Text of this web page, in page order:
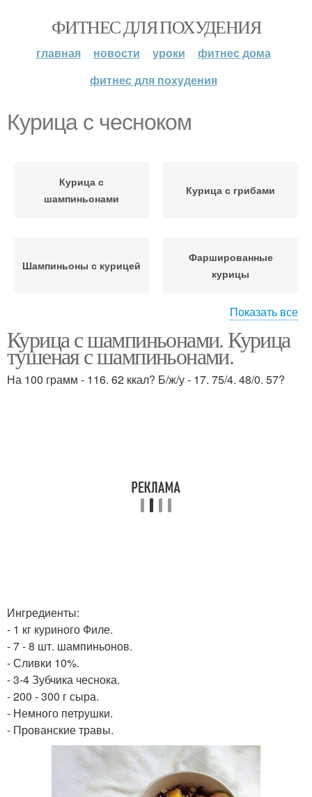
ФИТНЕС ДЛЯ ПОХУДЕНИЯ
главная новости уроки
фитнес дома
фитнес для похудения
Курица с чесноком
Курица с
шампиньонами
Курица с грибами
Шампиньоны с курицей
Фаршированные
курицы
Салат с курицей
Показать все
Курица с шампиньонами. Курица
тушеная с шампиньонами.
На 100 грамм - 116. 62 ккал? Б/ж/у - 17. 75/4. 48/0. 57?
Ингредиенты:
- 1 кг куриного Филе.
- 7 - 8 шт. шампиньонов.
- Сливки 10%.
- 3-4 Зубчика чеснока.
- 200 - 300 г сыра.
- Немного петрушки.
- Прованские травы.